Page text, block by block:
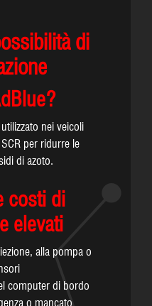
di
nei veicoli
per ridurre le
di azoto.
costi di
elevati
alla pompa o
computer di bordo
o mancato